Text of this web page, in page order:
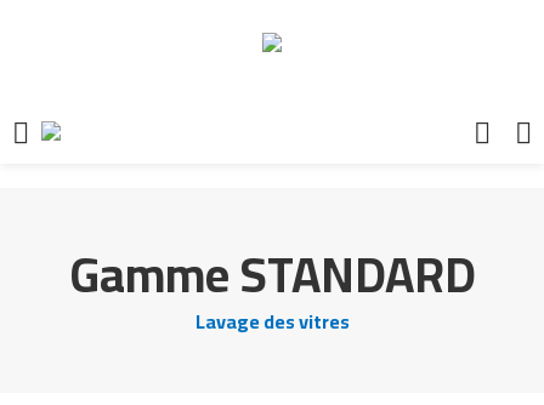
Gamme STANDARD
Lavage des vitres